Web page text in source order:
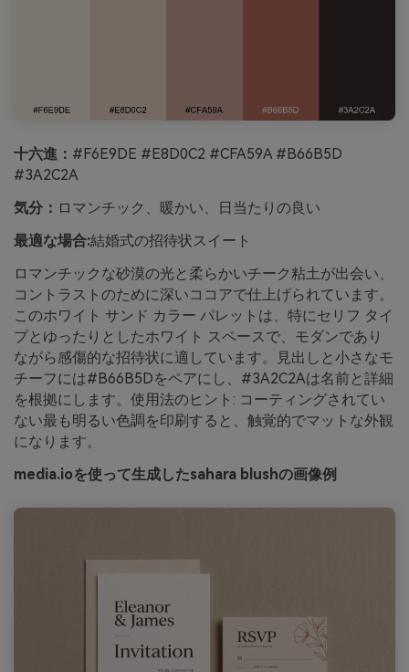
十六進： #F6E9DE #E8D0C2 #CFA59A #B66B5D
#3A2C2A
気分： ロマンチック、暖かい、日当たりの良い
最適な場合:結婚式の招待状スイート
ロマンチックな砂漠の光と柔らかいチーク粘土が出会い、
コントラストのために深いココアで仕上げられています。
このホワイト サンド カラー パレットは、特にセリフ タイ
プとゆったりとしたホワイト スペースで、モダンであり
ながら感傷的な招待状に適しています。見出しと小さなモ
チーフには#B66B5Dをペアにし、#3A2C2Aは名前と詳細
を根拠にします。使用法のヒント: コーティングされてい
ない最も明るい色調を印刷すると、触覚的でマットな外観
になります。
media.ioを使って生成したsahara blushの画像例